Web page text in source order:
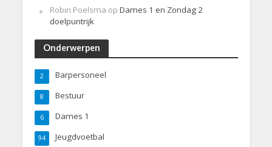
Robin Poelsma op Dames 1 en Zondag 2
doelpuntrijk
Onderwerpen
Barpersoneel
2
Bestuur
8
Dames 1
6
Jeugdvoetbal
94